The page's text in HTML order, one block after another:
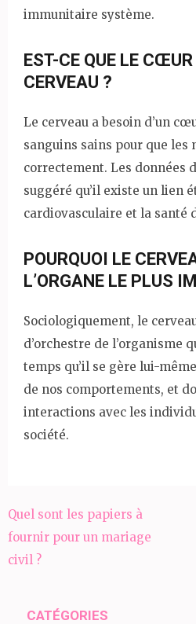
immunitaire système.
EST-CE QUE LE CŒUR
CERVEAU ?
Le cerveau a besoin d’un
sanguins sains pour que les
correctement. Les données
suggéré qu’il existe un lien
cardiovasculaire et la santé
POURQUOI LE
L’ORGANE LE PLUS
Sociologiquement, le
d’orchestre de l’organisme
temps qu’il se gère lui-
de nos comportements, et
interactions avec les
société.
Navigation
de
l’article
Quel sont les papiers à
fournir pour un mariage
civil ?
CATÉGORIES